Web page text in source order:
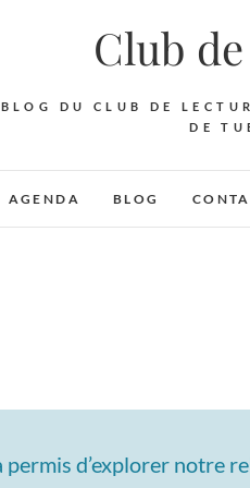
Club
BLOG DU CLUB DE
DE
AGENDA BLOG